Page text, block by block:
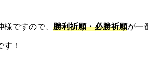
ですので、 勝利祈願・必勝祈願が一
！